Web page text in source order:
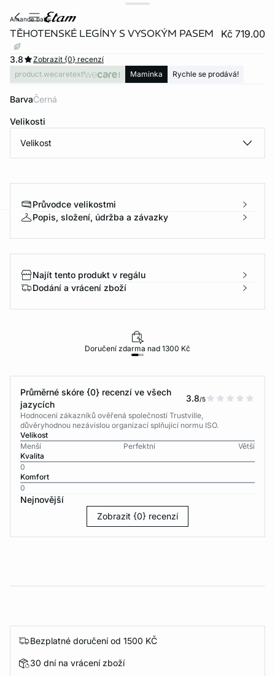
amande baby
TĚHOTENSKÉ LEGÍNY S VYSOKÝM PASEM Kč 719.00
3.8
Zobrazit {0} recenzí
product.wecaretext
Maminka Rychle se prodává!
Barva černá
Velikosti
Velikost
Průvodce velikostmi
Popis, složení, údržba a závazky
Najít tento produkt v regálu
Dodání a vrácení zboží
Doručení zdarma nad 1300 Kč
Průměrné skóre {0} recenzí ve všech
jazycích
3.8/5
Hodnocení zákazníků ověřená společností Trustville,
důvěryhodnou nezávislou organizací splňující normu ISO.
Velikost
Menší
Perfektní
Větší
Kvalita
0
Komfort
0
Nejnovější
Zobrazit {0} recenzí
Bezplatné doručení od 1500 KČ
30 dní na vrácení zboží